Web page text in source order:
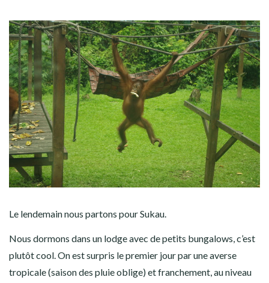
Le lendemain nous partons pour Sukau.
Nous dormons dans un lodge avec de petits bungalows, c’est
plutôt cool. On est surpris le premier jour par une averse
tropicale (saison des pluie oblige) et franchement, au niveau